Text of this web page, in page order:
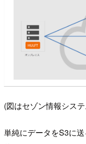
(図はセゾン情報シス
単純にデータをS3に